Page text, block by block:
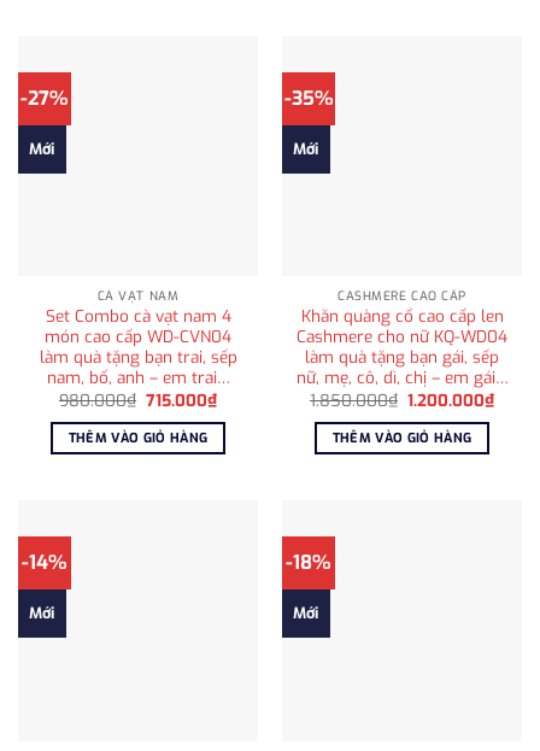
-27%
Mới
CÀ VẠT NAM
Set Combo cà vạt nam 4
món cao cấp WD-CVN04
làm quà tặng bạn trai, sếp
nam, bố, anh – em trai…
980.000₫ Giá
là:
980.000₫.
715.000₫Giá
hiện
tại
715.000₫.
THÊM VÀO GIỎ HÀNG
-35%
Mới
CASHMERE CAO CẤP
Khăn quàng cổ cao cấp len
Cashmere cho nữ KQ-WD04
làm quà tặng bạn gái, sếp
nữ, mẹ, cô, dì, chị – em gái…
1.850.000₫ Giá
là:
1.850.000₫.
1.200.000₫Giá
hiện
THÊM VÀO GIỎ HÀNG
-14%
Mới
-18%
Mới